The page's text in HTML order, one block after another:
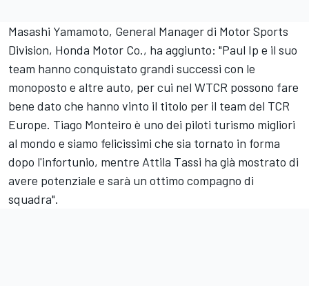
Masashi Yamamoto, General Manager di Motor Sports
Division, Honda Motor Co., ha aggiunto: "Paul Ip e il suo
team hanno conquistato grandi successi con le
monoposto e altre auto, per cui nel WTCR possono fare
bene dato che hanno vinto il titolo per il team del TCR
Europe. Tiago Monteiro è uno dei piloti turismo migliori
al mondo e siamo felicissimi che sia tornato in forma
dopo l'infortunio, mentre Attila Tassi ha già mostrato di
avere potenziale e sarà un ottimo compagno di
squadra".